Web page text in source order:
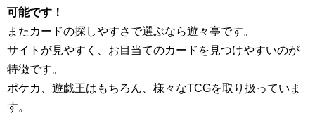
可能です！
またカードの探しやすさで選ぶなら遊々亭です。
サイトが見やすく、お目当てのカードを見つけやすいのが
特徴です。
ポケカ、遊戯王はもちろん、様々なTCGを取り扱っていま
す。